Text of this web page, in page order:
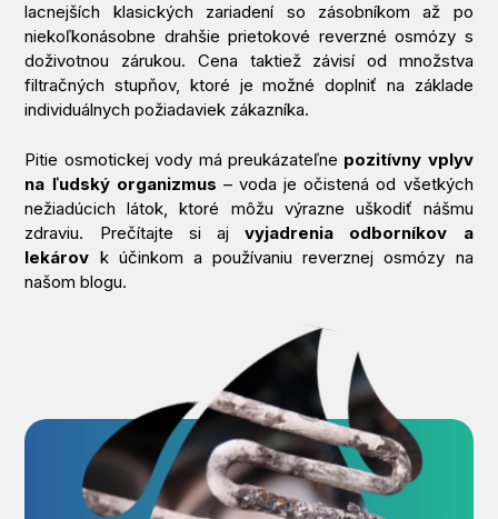
lacnejších klasických zariadení so zásobníkom až po
niekoľkonásobne drahšie prietokové reverzné osmózy s
doživotnou zárukou. Cena taktiež závisí od množstva
filtračných stupňov, ktoré je možné doplniť na základe
individuálnych požiadaviek zákazníka.
Pitie osmotickej vody má preukázateľne pozitívny vplyv
na ľudský organizmus – voda je očistená od všetkých
nežiadúcich látok, ktoré môžu výrazne uškodiť nášmu
zdraviu. Prečítajte si ajvyjadrenia odborníkov a
lekárov k účinkom a používaniu reverznej osmózy na
našom blogu.